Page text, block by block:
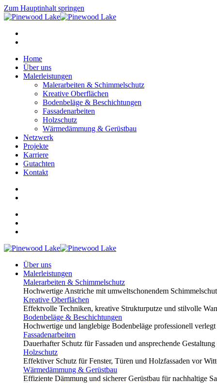
Zum Hauptinhalt springen
Home
Über uns
Malerleistungen
Malerarbeiten & Schimmelschutz
Kreative Oberflächen
Bodenbeläge & Beschichtungen
Fassadenarbeiten
Holzschutz
Wärmedämmung & Gerüstbau
Netzwerk
Projekte
Karriere
Gutachten
Kontakt
Über uns
Malerleistungen
Malerarbeiten & Schimmelschutz
Hochwertige Anstriche mit umweltschonendem
Kreative Oberflächen
Effektvolle Techniken, kreative Strukturputze und stilvolle
Bodenbeläge & Beschichtungen
Hochwertige und langlebige Bodenbeläge professionell
Fassadenarbeiten
Dauerhafter Schutz für Fassaden und ansprechende
Holzschutz
Effektiver Schutz für Fenster, Türen und Holzfassaden vor
Wärmedämmung & Gerüstbau
Effiziente Dämmung und sicherer Gerüstbau für nachhaltige